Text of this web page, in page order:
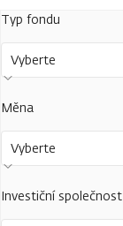
Typ fondu
Vyberte
Měna
Vyberte
Investiční společnost